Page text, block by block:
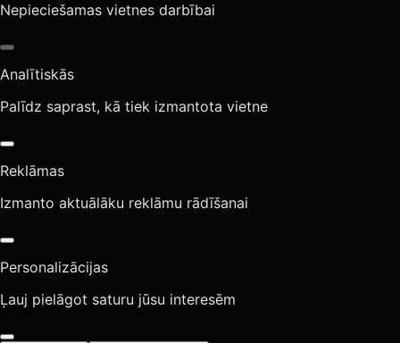
Nepieciešamas vietnes darbībai
Analītiskās
Palīdz saprast, kā tiek izmantota vietne
Reklāmas
Izmanto aktuālāku reklāmu rādīšanai
Personalizācijas
Ļauj pielāgot saturu jūsu interesēm